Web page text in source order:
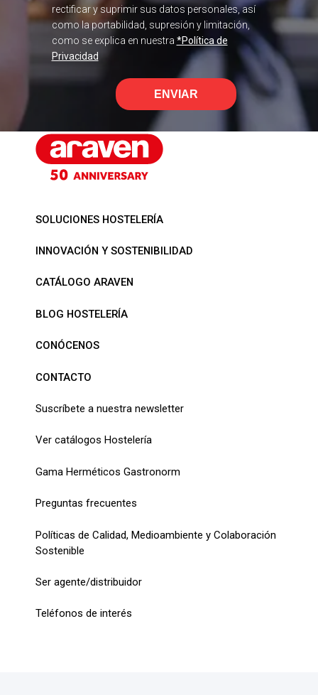
rectificar y suprimir sus datos personales, así
como la portabilidad, supresión y limitación,
como se explica en nuestra *Política de
Privacidad
ENVIAR
SOLUCIONES HOSTELERÍA
INNOVACIÓN Y SOSTENIBILIDAD
CATÁLOGO ARAVEN
BLOG HOSTELERÍA
CONÓCENOS
CONTACTO
Suscríbete a nuestra newsletter
Ver catálogos Hostelería
Gama Herméticos Gastronorm
Preguntas frecuentes
Políticas de Calidad, Medioambiente y Colaboración
Sostenible
Ser agente/distribuidor
Teléfonos de interés